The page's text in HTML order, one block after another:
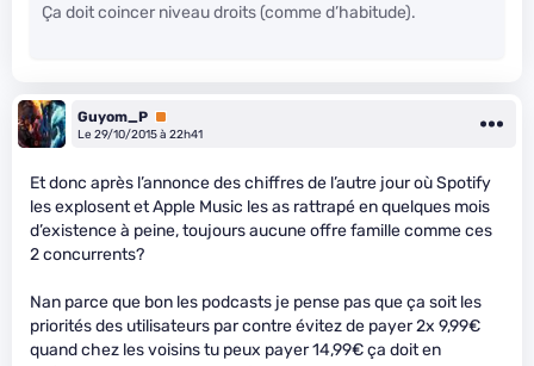
Ça doit coincer niveau droits (comme d’habitude).
Guyom_P Premium
Le 29/10/2015 à 22h41
Et donc après l’annonce des chiffres de l’autre jour où Spotify
les explosent et Apple Music les as rattrapé en quelques mois
d’existence à peine, toujours aucune offre famille comme ces
2 concurrents?
Nan parce que bon les podcasts je pense pas que ça soit les
priorités des utilisateurs par contre évitez de payer 2x 9,99€
quand chez les voisins tu peux payer 14,99€ ça doit en